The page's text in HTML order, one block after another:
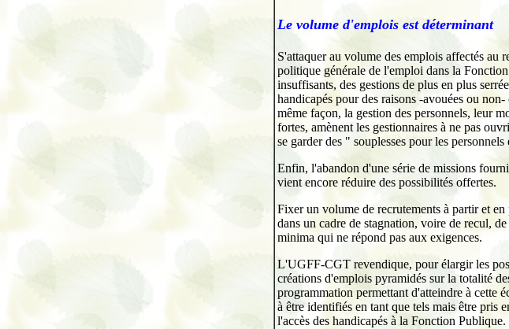
Le volume d'emplois est déterminant
S'attaquer au volume des emplois affectés au
politique générale de l'emploi dans la
insuffisants, des gestions de plus en plus
handicapés pour des raisons -avouées ou
même façon, la gestion des personnels, leur
fortes, amènent les gestionnaires à ne pas
se garder des " souplesses pour les personnels
Enfin, l'abandon d'une série de missions
vient encore réduire des possibilités offertes.
Fixer un volume de recrutements à partir et
dans un cadre de stagnation, voire de recul,
minima qui ne répond pas aux exigences.
L'UGFF-CGT revendique, pour élargir les
créations d'emplois pyramidés sur la totalité
programmation permettant d'atteindre à cette
à être identifiés en tant que tels mais être pris
l'accès des handicapés à la Fonction Publique.